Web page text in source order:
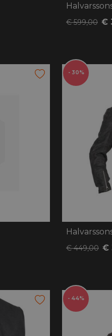
€ 599,00 €
- 30%
€ 449,00 €
- 44%